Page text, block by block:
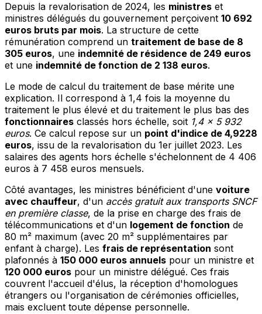
Depuis la revalorisation de 2024, les ministres et
ministres délégués du gouvernement perçoivent 10 692
euros bruts par mois. La structure de cette
rémunération comprend un traitement de base de 8
305 euros, une indemnité de résidence de 249 euros
et une indemnité de fonction de 2 138 euros.
Le mode de calcul du traitement de base mérite une
explication. Il correspond à 1,4 fois la moyenne du
traitement le plus élevé et du traitement le plus bas des
fonctionnaires classés hors échelle, soit 1,4 x 5 932
euros. Ce calcul repose sur un point d'indice de 4,9228
euros, issu de la revalorisation du 1er juillet 2023. Les
salaires des agents hors échelle s'échelonnent de 4 406
euros à 7 458 euros mensuels.
Côté avantages, les ministres bénéficient d'une voiture
avec chauffeur, d'un accès gratuit aux transports SNCF
en première classe, de la prise en charge des frais de
télécommunications et d'un logement de fonction de
80 m² maximum (avec 20 m² supplémentaires par
enfant à charge). Les frais de représentation sont
plafonnés à 150 000 euros annuels pour un ministre et
120 000 euros pour un ministre délégué. Ces frais
couvrent l'accueil d'élus, la réception d'homologues
étrangers ou l'organisation de cérémonies officielles,
mais excluent toute dépense personnelle.